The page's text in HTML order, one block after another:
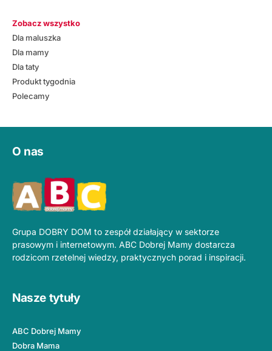
Zobacz wszystko
Dla maluszka
Dla mamy
Dla taty
Produkt tygodnia
Polecamy
O nas
Grupa DOBRY DOM to zespół działający w sektorze
prasowym i internetowym. ABC Dobrej Mamy dostarcza
rodzicom rzetelnej wiedzy, praktycznych porad i inspiracji.
Nasze tytuły
ABC Dobrej Mamy
Dobra Mama